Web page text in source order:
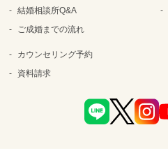
結婚相談所Q&A
ご成婚までの流れ
カウンセリング予約
資料請求